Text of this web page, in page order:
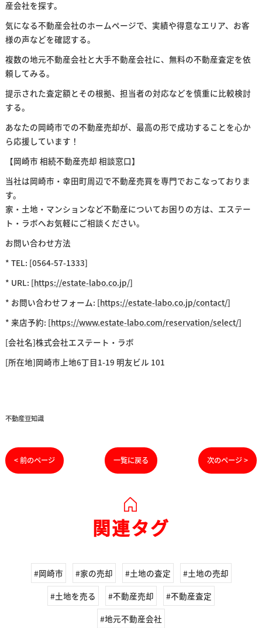
産会社を探す。
気になる不動産会社のホームページで、実績や得意なエリア、お客
様の声などを確認する。
複数の地元不動産会社と大手不動産会社に、無料の不動産査定を依
頼してみる。
提示された査定額とその根拠、担当者の対応などを慎重に比較検討
する。
あなたの岡崎市での不動産売却が、最高の形で成功することを心か
ら応援しています！
【岡崎市 相続不動産売却 相談窓口】
当社は岡崎市・幸田町周辺で不動産売買を専門でおこなっておりま
す。
家・土地・マンションなど不動産についてお困りの方は、エステー
ト・ラボへお気軽にご相談ください。
お問い合わせ方法
* TEL: [0564-57-1333]
* URL: [https://estate-labo.co.jp/]
* お問い合わせフォーム: [https://estate-labo.co.jp/contact/]
* 来店予約: [https://www.estate-labo.com/reservation/select/]
[会社名]株式会社エステート・ラボ
[所在地]岡崎市上地6丁目1-19 明友ビル 101
不動産豆知識
< 前のページ 一覧に戻る 次のページ >
関連タグ
#岡崎市 #家の売却 #土地の査定
#土地の売却
#土地を売る
#不動産売却
#不動産査定
#地元不動産会社